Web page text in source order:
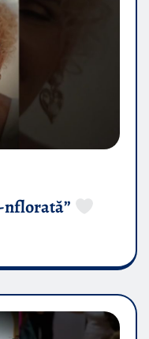
nflorată”